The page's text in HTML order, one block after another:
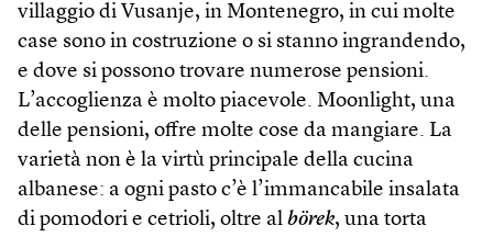
villaggio di Vusanje, in Montenegro, in cui molte
case sono in costruzione o si stanno ingrandendo,
e dove si possono trovare numerose pensioni.
L’accoglienza è molto piacevole. Moonlight, una
delle pensioni, offre molte cose da mangiare. La
varietà non è la virtù principale della cucina
albanese: a ogni pasto c’è l’immancabile insalata
di pomodori e cetrioli, oltre al börek, una torta